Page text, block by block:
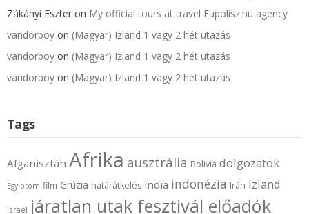
Zákányi Eszter on My official tours at travel Eupolisz.hu agency
vandorboy on (Magyar) Izland 1 vagy 2 hét utazás
vandorboy on (Magyar) Izland 1 vagy 2 hét utazás
vandorboy on (Magyar) Izland 1 vagy 2 hét utazás
Tags
Afganisztán Afrika ausztrália Bolivia dolgozatok
Egyiptom film Grúzia határátkelés india indonézia Irán Izland
izrael járatlan utak fesztivál előadók